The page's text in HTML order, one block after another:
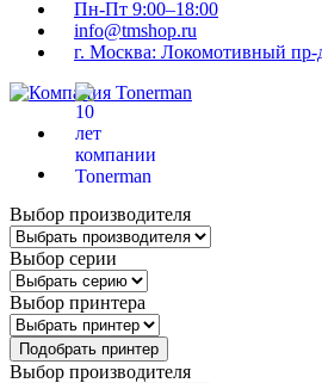
Пн-Пт 9:00–18:00
info@tmshop.ru
г. Москва: Локомотивный пр-
Выбор производителя
Выбор серии
Выбор принтера
Подобрать принтер
Выбор производителя